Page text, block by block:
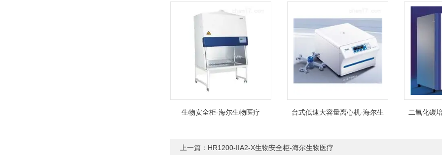
生物安全柜-海尔生物医疗
台式低速大容量离心机-海尔生
二氧化碳
上一篇： HR1200-IIA2-X生物安全柜-海尔生物医疗